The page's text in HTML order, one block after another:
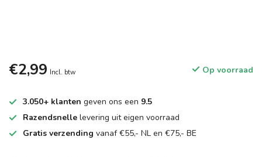
€2,99 Incl. btw Op voorraad
3.050+ klanten geven ons een 9.5
Razendsnelle levering uit eigen voorraad
Gratis verzending vanaf €55,- NL en €75,- BE